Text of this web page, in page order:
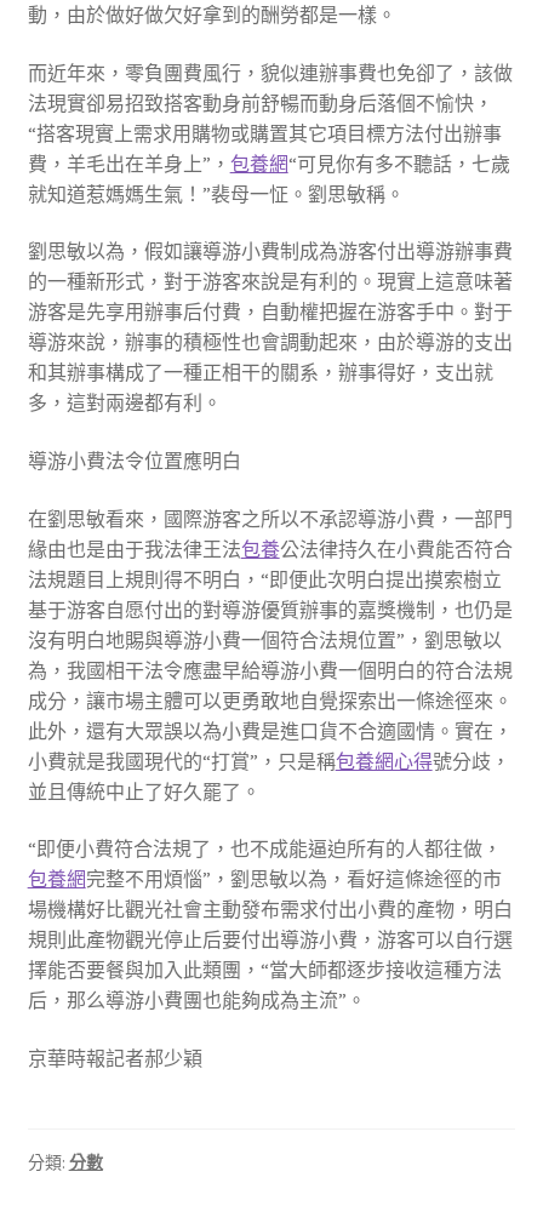
動，由於做好做欠好拿到的酬勞都是一樣。
而近年來，零負團費風行，貌似連辦事費也免卻了，該做
法現實卻易招致搭客動身前舒暢而動身后落個不愉快，
“搭客現實上需求用購物或購置其它項目標方法付出辦事
費，羊毛出在羊身上”， 包養網“可見你有多不聽話，七歲
就知道惹媽媽生氣！”裴母一怔。劉思敏稱。
劉思敏以為，假如讓導游小費制成為游客付出導游辦事費
的一種新形式，對于游客來說是有利的。現實上這意味著
游客是先享用辦事后付費，自動權把握在游客手中。對于
導游來說，辦事的積極性也會調動起來，由於導游的支出
和其辦事構成了一種正相干的關系，辦事得好，支出就
多，這對兩邊都有利。
導游小費法令位置應明白
在劉思敏看來，國際游客之所以不承認導游小費，一部門
緣由也是由于我法律王法包養公法律持久在小費能否符合
法規題目上規則得不明白，“即便此次明白提出摸索樹立
基于游客自愿付出的對導游優質辦事的嘉獎機制，也仍是
沒有明白地賜與導游小費一個符合法規位置”，劉思敏以
為，我國相干法令應盡早給導游小費一個明白的符合法規
成分，讓市場主體可以更勇敢地自覺探索出一條途徑來。
此外，還有大眾誤以為小費是進口貨不合適國情。實在，
小費就是我國現代的“打賞”，只是稱包養網心得號分歧，
並且傳統中止了好久罷了。
“即便小費符合法規了，也不成能逼迫所有的人都往做，
包養網完整不用煩惱”，劉思敏以為，看好這條途徑的市
場機構好比觀光社會主動發布需求付出小費的產物，明白
規則此產物觀光停止后要付出導游小費，游客可以自行選
擇能否要餐與加入此類團，“當大師都逐步接收這種方法
后，那么導游小費團也能夠成為主流”。
京華時報記者郝少穎
分類: 分數